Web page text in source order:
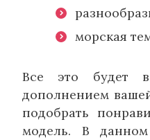
морская
Все это будет
дополнением
подобрать
модель. В